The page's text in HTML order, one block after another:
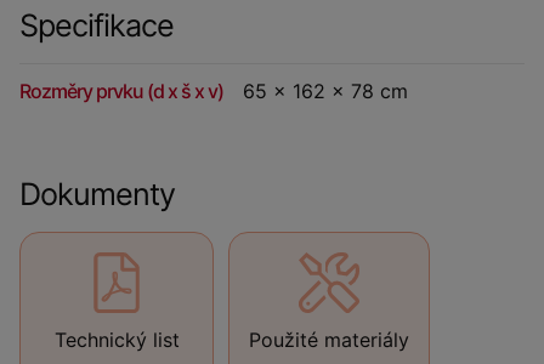
Specifikace
Rozměry prvku (d x š x v) 65 x 162 x 78 cm
Dokumenty
Technický list Použité materiály